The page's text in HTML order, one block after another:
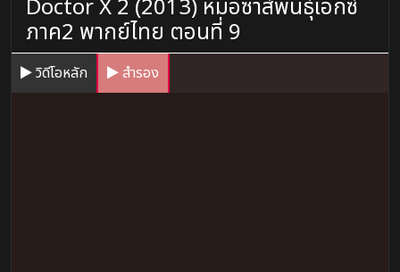
Doctor X 2 (2013) หมอซ่าส์พันธุ์เอ็กซ์
ภาค2 พากย์ไทย ตอนที่ 9
วิดีโอหลัก สำรอง